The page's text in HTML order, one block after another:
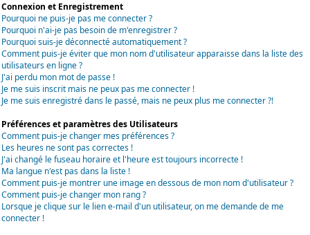
Connexion et Enregistrement
Pourquoi ne puis-je pas me connecter ?
Pourquoi n'ai-je pas besoin de m'enregistrer ?
Pourquoi suis-je déconnecté automatiquement ?
Comment puis-je éviter que mon nom d'utilisateur apparaisse dans la liste des
utilisateurs en ligne ?
J'ai perdu mon mot de passe !
Je me suis inscrit mais ne peux pas me connecter !
Je me suis enregistré dans le passé, mais ne peux plus me connecter ?!
Préférences et paramètres des Utilisateurs
Comment puis-je changer mes préférences ?
Les heures ne sont pas correctes !
J'ai changé le fuseau horaire et l'heure est toujours incorrecte !
Ma langue n'est pas dans la liste !
Comment puis-je montrer une image en dessous de mon nom d'utilisateur ?
Comment puis-je changer mon rang ?
Lorsque je clique sur le lien e-mail d'un utilisateur, on me demande de me
connecter !